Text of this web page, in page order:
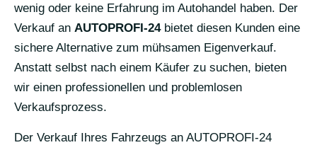
wenig oder keine Erfahrung im Autohandel haben. Der
Verkauf an AUTOPROFI-24bietet diesen Kunden eine
sichere Alternative zum mühsamen Eigenverkauf.
Anstatt selbst nach einem Käufer zu suchen, bieten
wir einen professionellen und problemlosen
Verkaufsprozess.
Der Verkauf Ihres Fahrzeugs an AUTOPROFI-24